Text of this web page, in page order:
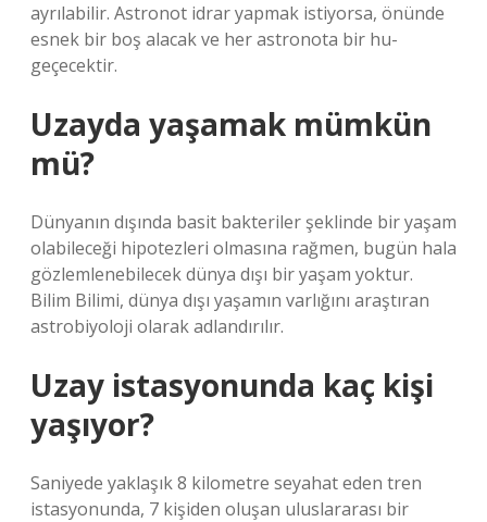
ayrılabilir. Astronot idrar yapmak istiyorsa, önünde
esnek bir boş alacak ve her astronota bir hu-
geçecektir.
Uzayda yaşamak mümkün
mü?
Dünyanın dışında basit bakteriler şeklinde bir yaşam
olabileceği hipotezleri olmasına rağmen, bugün hala
gözlemlenebilecek dünya dışı bir yaşam yoktur.
Bilim Bilimi, dünya dışı yaşamın varlığını araştıran
astrobiyoloji olarak adlandırılır.
Uzay istasyonunda kaç kişi
yaşıyor?
Saniyede yaklaşık 8 kilometre seyahat eden tren
istasyonunda, 7 kişiden oluşan uluslararası bir